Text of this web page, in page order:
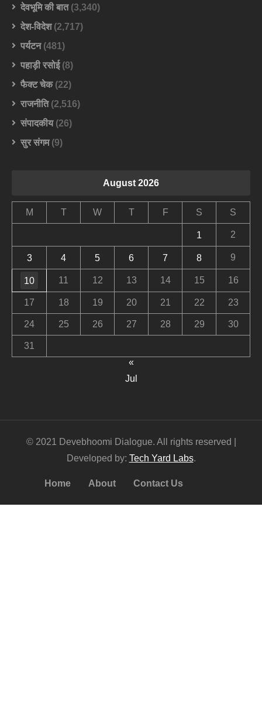
देवभूमि की बात(3,340)
देश-विदेश(2,717)
पर्यटन(481)
पहाड़ी रसोई(8)
फैक्ट चेक(22)
राजनीति(2,516)
संपादकीय(26)
सुर संगम(9)
August 2026
M T W T F S S
1 2
3 4 5 6 7 8 9
10 11 12 13 14 15 16
17 18 19 20 21 22 23
24 25 26 27 28 29 30
31
«
Jul
© 2021 Devebhoomi Dialogue. All rights reserved |
Developed by: Tech Yard Labs.
Home About Contact Us